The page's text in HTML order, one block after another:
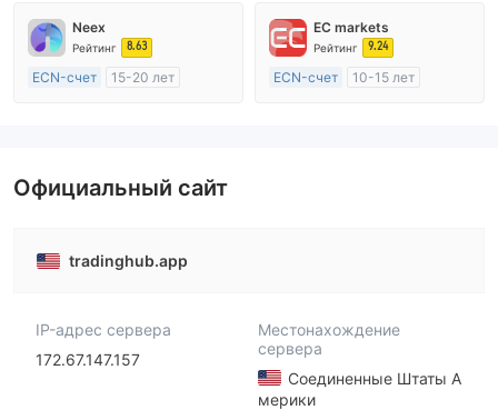
Маркет-Мейкинг (MM)
Маркет-Мейкинг (MM)
Основной стандарт MT4
Neex
Рейтинг 8.63
ECN-счет
15-20 лет
EC markets
Рейтинг 9.24
ECN-счет
10-15 лет
Официальный сайт
tradinghub.app
IP-адрес сервера
172.67.147.157
Местонахождение
сервера
Соединенные Штаты А
мерики